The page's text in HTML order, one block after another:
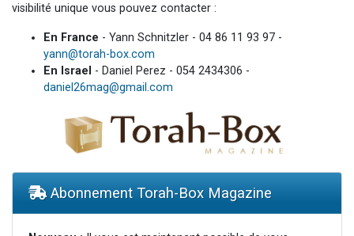
visibilité unique vous pouvez contacter :
En France - Yann Schnitzler - 04 86 11 93 97 -
yann@torah-box.com
En Israel - Daniel Perez - 054 2434306 -
daniel26mag@gmail.com
Abonnement Torah-Box Magazine